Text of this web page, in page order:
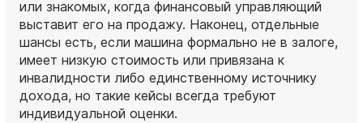
или знакомых, когда финансовый управляющий
выставит его на продажу. Наконец, отдельные
шансы есть, если машина формально не в залоге,
имеет низкую стоимость или привязана к
инвалидности либо единственному источнику
дохода, но такие кейсы всегда требуют
индивидуальной оценки.